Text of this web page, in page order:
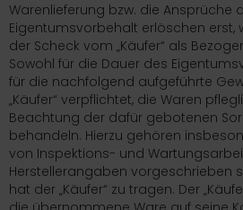
Warenlieferung bzw. die Ansprüche
Eigentumsvorbehalt erlöschen erst,
der Scheck vom „Käufer“ als
Sowohl für die Dauer des
für die nachfolgend aufgeführte
„Käufer“ verpflichtet, die Waren
Beachtung der dafür gebotenen
behandeln. Hierzu gehören
von Inspektions- und
Herstellerangaben vorgeschrieben
hat der „Käufer“ zu tragen. Der